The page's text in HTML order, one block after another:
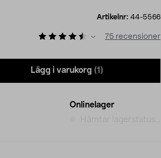
Artikelnr: 44-5566
75 recensioner
Lägg i varukorg (1)
Onlinelager